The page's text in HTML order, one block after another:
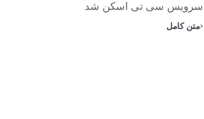
سرویس سی تی اسکن شد
متن کامل›